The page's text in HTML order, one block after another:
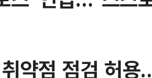
약점 점검 허